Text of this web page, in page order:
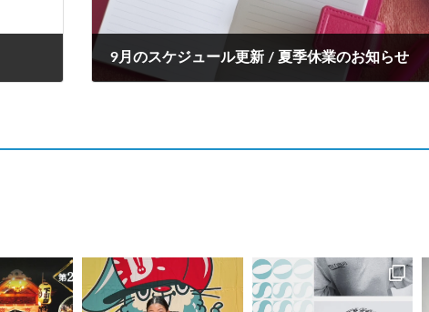
9月のスケジュール更新 / 夏季休業のお知らせ